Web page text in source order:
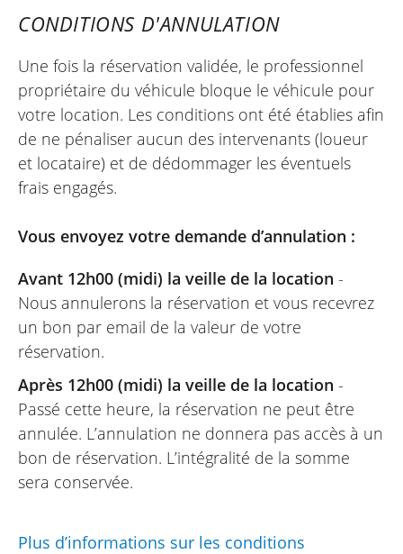
CONDITIONS D'ANNULATION
Une fois la réservation validée, le professionnel
propriétaire du véhicule bloque le véhicule pour
votre location. Les conditions ont été établies afin
de ne pénaliser aucun des intervenants (loueur
et locataire) et de dédommager les éventuels
frais engagés.
Vous envoyez votre demande d’annulation :
Avant 12h00 (midi) la veille de la location -
Nous annulerons la réservation et vous recevrez
un bon par email de la valeur de votre
réservation.
Après 12h00 (midi) la veille de la location -
Passé cette heure, la réservation ne peut être
annulée. L’annulation ne donnera pas accès à un
bon de réservation. L’intégralité de la somme
sera conservée.
Plus d’informations sur les conditions